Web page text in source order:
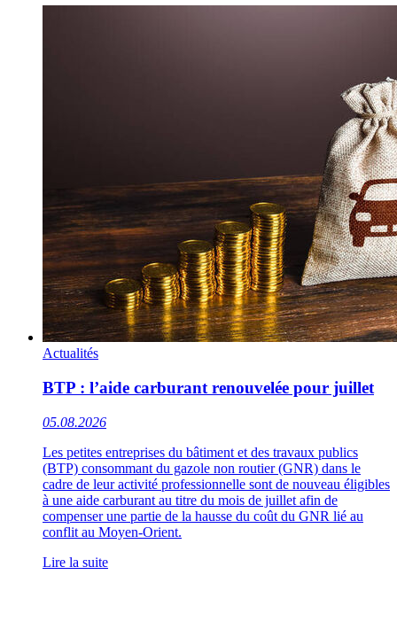
Actualités
BTP : l’aide carburant renouvelée pour juillet
05.08.2026
Les petites entreprises du bâtiment et des travaux publics
(BTP) consommant du gazole non routier (GNR) dans le
cadre de leur activité professionnelle sont de nouveau éligibles
à une aide carburant au titre du mois de juillet afin de
compenser une partie de la hausse du coût du GNR lié au
conflit au Moyen-Orient.
Lire la suite